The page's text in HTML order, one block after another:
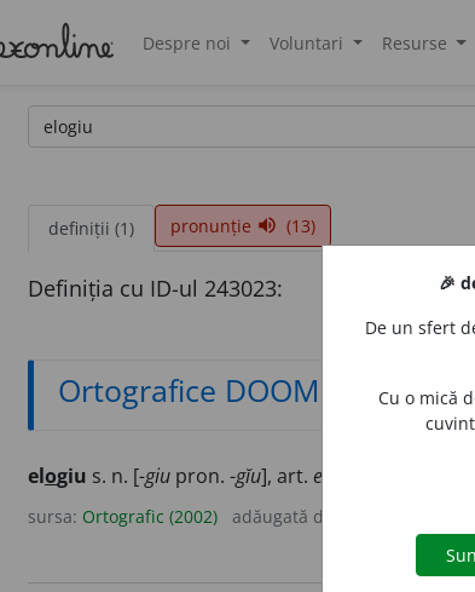
Despre noi Voluntari Resurse
definiții (1) pronunție volume_up (13)
Definiția cu ID-ul 243023:
Ortografice DOOM
elogiu s. n. [-giu pron. -gĭu], art. el
sursa: Ortografic (2002) adăugată de
🎉
De un sfert
Cu o mică